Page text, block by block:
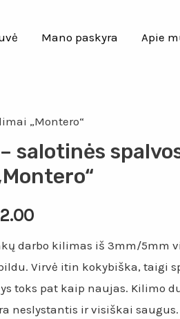
Mano paskyra Apie
„Montero“
salotinės
darbo kilimas iš 3mm/5mm
Virvė itin kokybiška, taigi
toks pat kaip naujas. Kilimo
neslystantis ir visiškai